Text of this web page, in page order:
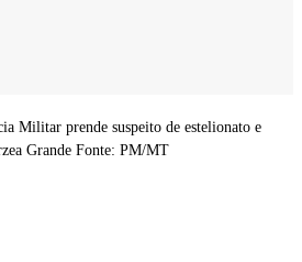
Militar prende suspeito de estelionato e
Grande Fonte: PM/MT